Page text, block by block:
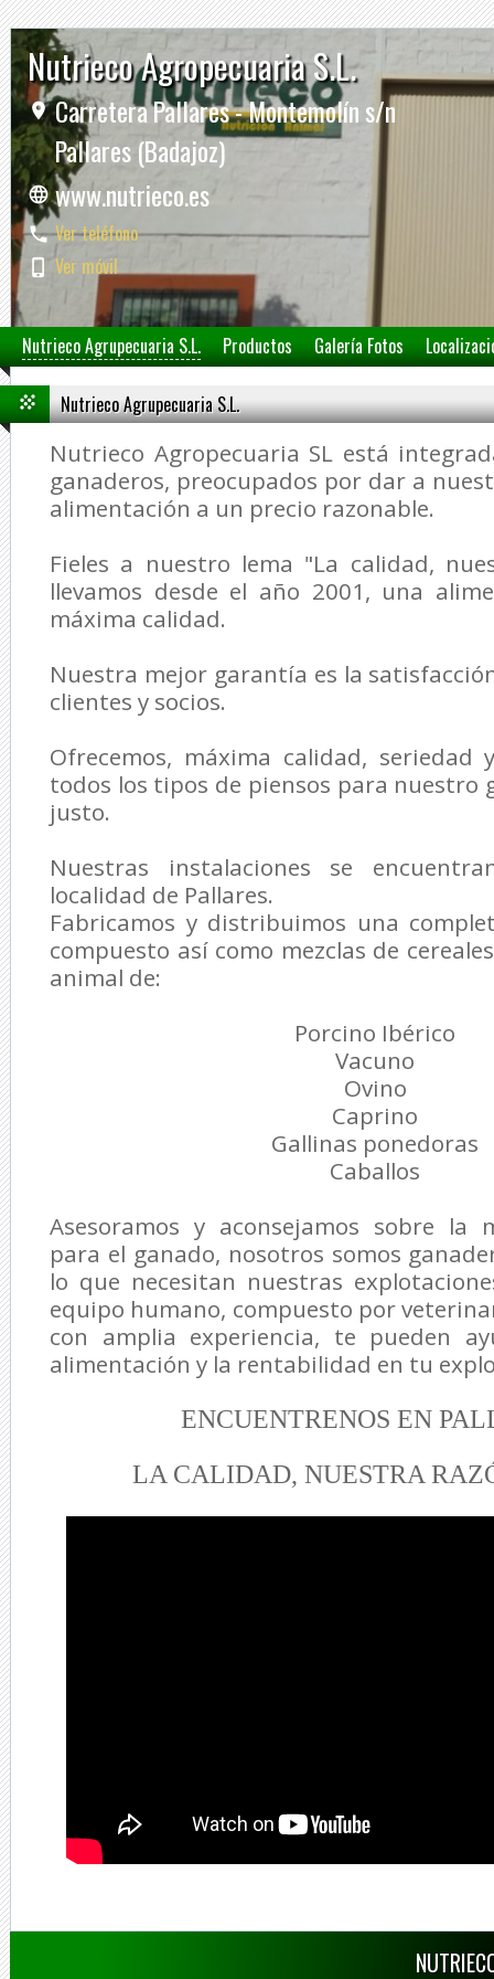
Nutrieco Agropecuaria S.L.
Carretera Pallares - Montemolín s/n
Pallares (Badajoz)
www.nutrieco.es
Ver teléfono
Ver móvil
Nutrieco Agrupecuaria S.L. Productos Galería Fotos
Nutrieco Agrupecuaria S.L.
Nutrieco Agropecuaria SL está
ganaderos, preocupados por dar a
alimentación a un precio razonable.
Fieles a nuestro lema "La calidad,
llevamos desde el año 2001, una
máxima calidad.
Nuestra mejor garantía es la
clientes y socios.
Ofrecemos, máxima calidad, seriedad
todos los tipos de piensos para nuestro
justo.
Nuestras instalaciones se
localidad de Pallares.
Fabricamos y distribuimos una
compuesto así como mezclas de
animal de:
Porcino Ibérico
Vacuno
Ovino
Caprino
Gallinas ponedoras
Caballos
Asesoramos y aconsejamos sobre la
para el ganado, nosotros somos
lo que necesitan nuestras
equipo humano, compuesto por
con amplia experiencia, te pueden
alimentación y la rentabilidad en tu
ENCUENTRENOS EN
LA CALIDAD, NUESTRA